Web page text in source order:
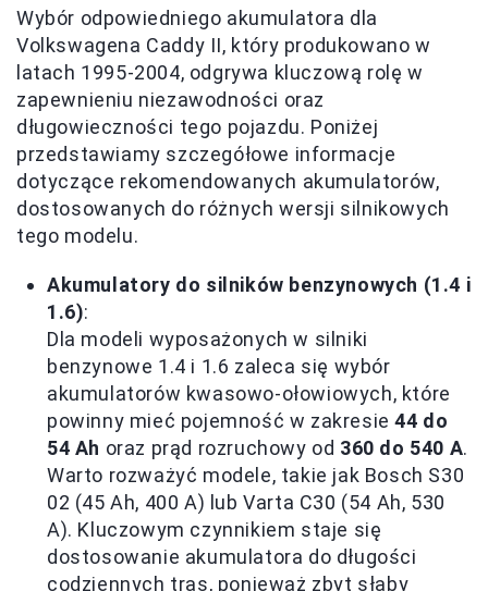
Wybór odpowiedniego akumulatora dla
Volkswagena Caddy II, który produkowano w
latach 1995-2004, odgrywa kluczową rolę w
zapewnieniu niezawodności oraz
długowieczności tego pojazdu. Poniżej
przedstawiamy szczegółowe informacje
dotyczące rekomendowanych akumulatorów,
dostosowanych do różnych wersji silnikowych
tego modelu.
Akumulatory do silników benzynowych (1.4 i
1.6):
Dla modeli wyposażonych w silniki
benzynowe 1.4 i 1.6 zaleca się wybór
akumulatorów kwasowo-ołowiowych, które
powinny mieć pojemność w zakresie44 do
54 Ah oraz prąd rozruchowy od 360 do 540 A.
Warto rozważyć modele, takie jak Bosch S30
02 (45 Ah, 400 A) lub Varta C30 (54 Ah, 530
A). Kluczowym czynnikiem staje się
dostosowanie akumulatora do długości
codziennych tras, ponieważ zbyt słaby